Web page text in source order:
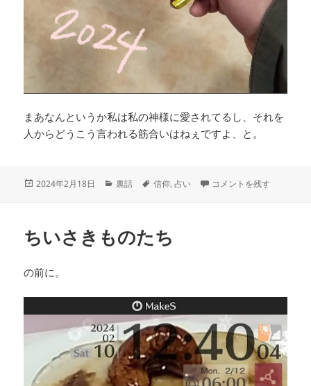
まあなんというか私は私の神様に愛されてるし、それを
人からどうこう言われる筋合いはねぇですよ、と。
投
2024年2月18日
カ
ー
裏話
タ
信仰,占い 偶然も重なればイカサマ
コメントを残す
ちいさきものたち
の前に。